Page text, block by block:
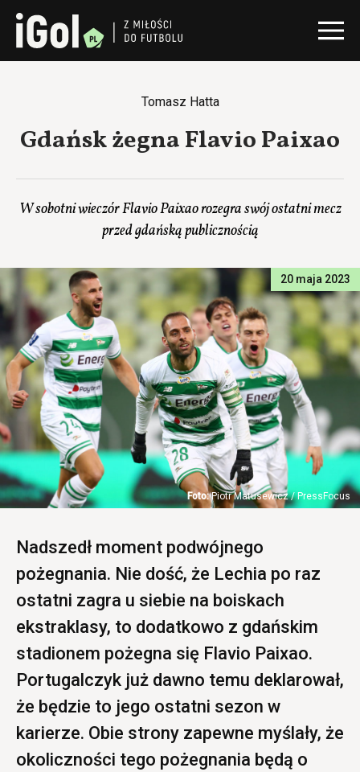
Tomasz Hatta
Gdańsk żegna Flavio Paixao
W sobotni wieczór Flavio Paixao rozegra swój ostatni mecz
przed gdańską publicznością
20 maja 2023
Piotr Matusewicz / PressFocus
Nadszedł moment podwójnego
pożegnania. Nie dość, że Lechia po raz
ostatni zagra u siebie na boiskach
ekstraklasy, to dodatkowo z gdańskim
stadionem pożegna się Flavio Paixao.
Portugalczyk już dawno temu deklarował,
że będzie to jego ostatni sezon w
karierze. Obie strony zapewne myślały, że
okoliczności tego pożegnania będą o